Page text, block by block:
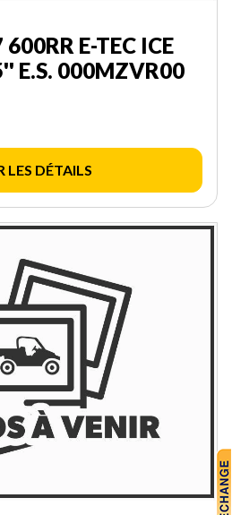
E-TEC ICE
E.S. 000MZVR00
LES DÉTAILS